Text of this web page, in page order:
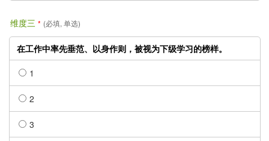
维度三 * (必填, 单选)
在工作中率先垂范、以身作则，被视为下级学习的榜样。
1
2
3